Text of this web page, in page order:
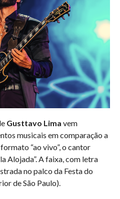
Gusttavo Lima vem
musicais em comparação a
“ao vivo”, o cantor
Alojada”. A faixa, com letra
no palco da Festa do
de São Paulo).